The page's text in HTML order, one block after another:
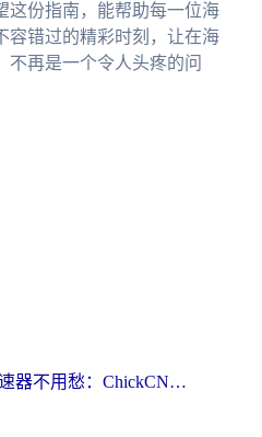
这份指南，能帮助每一位海
容错过的精彩时刻，让在海
再是一个令人头疼的问
海外党选回国加速器不用愁：ChickCN和洞见哪个好？一篇搞定所有疑问